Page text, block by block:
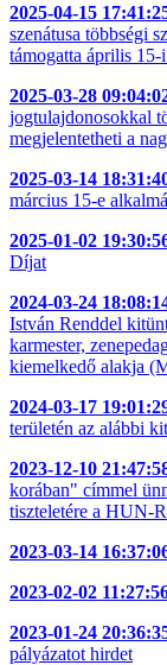
2025-04-15
szenátusa többségi
támogatta április
2025-03-28
jogtulajdonosokkal
megjelentetheti a
2025-03-14
március 15-e
2025-01-02
Díjat
2024-03-24
István Renddel
karmester,
kiemelkedő alakja
2024-03-17
területén az alábbi
2023-12-10
korában" címmel
tiszteletére a HUN-
2023-03-14
2023-02-02
2023-01-24
pályázatot hirdet